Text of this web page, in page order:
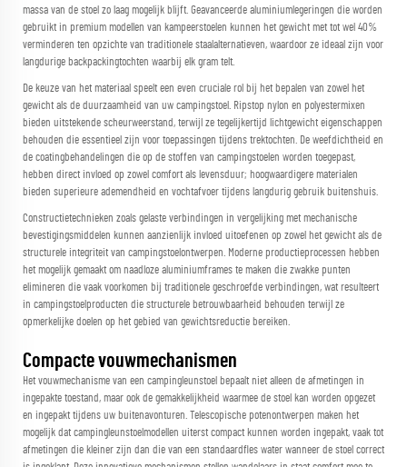
massa van de stoel zo laag mogelijk blijft. Geavanceerde aluminiumlegeringen die worden
gebruikt in premium modellen van kampeerstoelen kunnen het gewicht met tot wel 40%
verminderen ten opzichte van traditionele staalalternatieven, waardoor ze ideaal zijn voor
langdurige backpackingtochten waarbij elk gram telt.
De keuze van het materiaal speelt een even cruciale rol bij het bepalen van zowel het
gewicht als de duurzaamheid van uw campingstoel. Ripstop nylon en polyestermixen
bieden uitstekende scheurweerstand, terwijl ze tegelijkertijd lichtgewicht eigenschappen
behouden die essentieel zijn voor toepassingen tijdens trektochten. De weefdichtheid en
de coatingbehandelingen die op de stoffen van campingstoelen worden toegepast,
hebben direct invloed op zowel comfort als levensduur; hoogwaardigere materialen
bieden superieure ademendheid en vochtafvoer tijdens langdurig gebruik buitenshuis.
Constructietechnieken zoals gelaste verbindingen in vergelijking met mechanische
bevestigingsmiddelen kunnen aanzienlijk invloed uitoefenen op zowel het gewicht als de
structurele integriteit van campingstoelontwerpen. Moderne productieprocessen hebben
het mogelijk gemaakt om naadloze aluminiumframes te maken die zwakke punten
elimineren die vaak voorkomen bij traditionele geschroefde verbindingen, wat resulteert
in campingstoelproducten die structurele betrouwbaarheid behouden terwijl ze
opmerkelijke doelen op het gebied van gewichtsreductie bereiken.
Compacte vouwmechanismen
Het vouwmechanisme van een campingleunstoel bepaalt niet alleen de afmetingen in
ingepakte toestand, maar ook de gemakkelijkheid waarmee de stoel kan worden opgezet
en ingepakt tijdens uw buitenavonturen. Telescopische potenontwerpen maken het
mogelijk dat campingleunstoelmodellen uiterst compact kunnen worden ingepakt, vaak tot
afmetingen die kleiner zijn dan die van een standaardfles water wanneer de stoel correct